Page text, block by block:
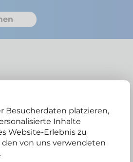
Besucherdaten platzieren,
Inhalte
Website-Erlebnis zu
von uns verwendeten